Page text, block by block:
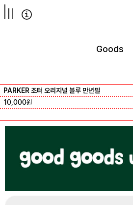
컨텐츠로
넘어가기
Goods
PARKER 조터 오리지널 블루 만년필
10,000원